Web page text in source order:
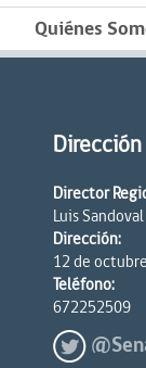
Quiénes
Director
Luis
Dirección:
12 de
Teléfono:
672252509